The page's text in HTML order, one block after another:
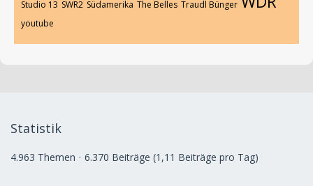
Studio 13 SWR2 Südamerika The Belles Traudl Bünger
youtube
Statistik
4.963 Themen 6.370 Beiträge (1,11 Beiträge pro Tag)